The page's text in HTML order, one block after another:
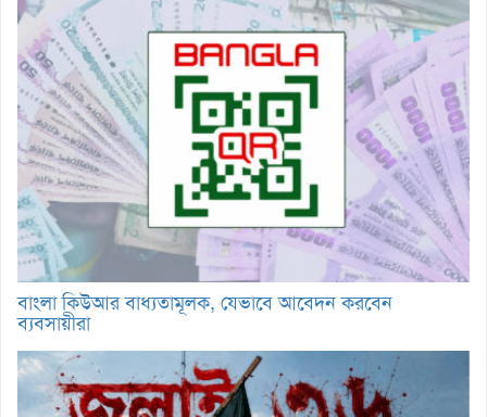
বাংলা কিউআর বাধ্যতামূলক, যেভাবে আবেদন করবেন
ব্যবসায়ীরা